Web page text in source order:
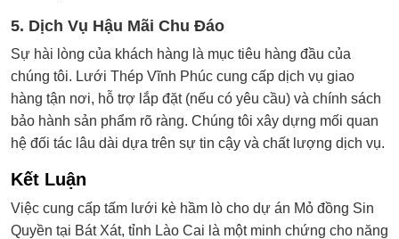
5. Dịch Vụ Hậu Mãi Chu Đáo
Sự hài lòng của khách hàng là mục tiêu hàng đầu của
chúng tôi. Lưới Thép Vĩnh Phúc cung cấp dịch vụ giao
hàng tận nơi, hỗ trợ lắp đặt (nếu có yêu cầu) và chính sách
bảo hành sản phẩm rõ ràng. Chúng tôi xây dựng mối quan
hệ đối tác lâu dài dựa trên sự tin cậy và chất lượng dịch vụ.
Kết Luận
Việc cung cấp tấm lưới kè hầm lò cho dự án Mỏ đồng Sin
Quyền tại Bát Xát, tỉnh Lào Cai là một minh chứng cho năng